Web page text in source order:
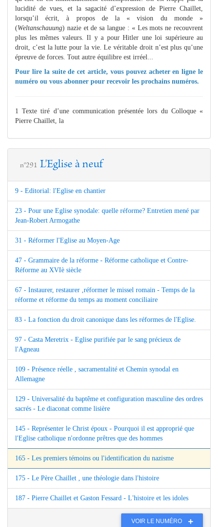
lucidité de vues, et la sagacité d’expression de Pierre Chaillet,
lorsqu’il écrit, à propos de la « vision du monde »
(Weltanschauung) nazie et de sa langue : « Les mots ne recouvrent
plus les mêmes valeurs. Il y a pour Hitler une loi supérieure au
droit, c’est la lutte pour la vie. Le véritable droit n’est plus qu’une
épreuve de forces. Tout autre équilibre est irréel...
Pour lire la suite de cet article, vous pouvez acheter en ligne le
numéro ou vous abonner pour recevoir les prochains numéros.
1 Texte tiré d’une communication présentée lors du Colloque «
Pierre Chaillet, la
n°291 L'Eglise à neuf
9 - Editorial: l'Eglise en chantier
23 - Pour une Eglise synodale: quelle réforme? Entretien mené par
Jean-Robert Armogathe
31 - Réformer l'Eglise au Moyen-Age
47 - Grammaire de la réforme - Réforme catholique et Contre-
Réforme au XVIè siècle
67 - Instaurer, restaurer ,réformer le missel romain - Temps de la
réforme et réforme du temps au moment conciliaire
83 - La fonction du droit canonique dans les réformes de l'Eglise.
97 - Casta Meretrix - Eglise purifiée par le sang précieux de
l'Agneau
109 - Présence réelle , sacramentalité et Chemin synodal en
Allemagne
129 - Universalité du baptême et configuration masculine des ordres
sacrés - Le diaconat comme lisière
145 - Représenter le Christ époux - Pourquoi il est approprié que
l'Eglise catholique n'ordonne prêtres que des hommes
165 - Les premiers témoins ou l'identification du nazisme
175 - Le Père Chaillet , une théologie dans l'histoire
187 - Pierre Chaillet et Gaston Fessard - L'histoire et les idoles
VOIR LE NUMÉRO